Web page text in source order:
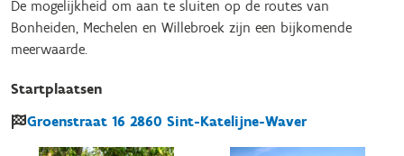
De mogelijkheid om aan te sluiten op de routes van
Bonheiden, Mechelen en Willebroek zijn een bijkomende
meerwaarde.
Startplaatsen
Groenstraat 16 2860 Sint-Katelijne-Waver